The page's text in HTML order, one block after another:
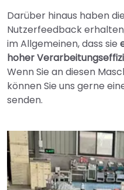
Darüber hinaus haben
Nutzerfeedback
im Allgemeinen, dass sie
hoher
Wenn Sie an diesen
können Sie uns gerne
senden.